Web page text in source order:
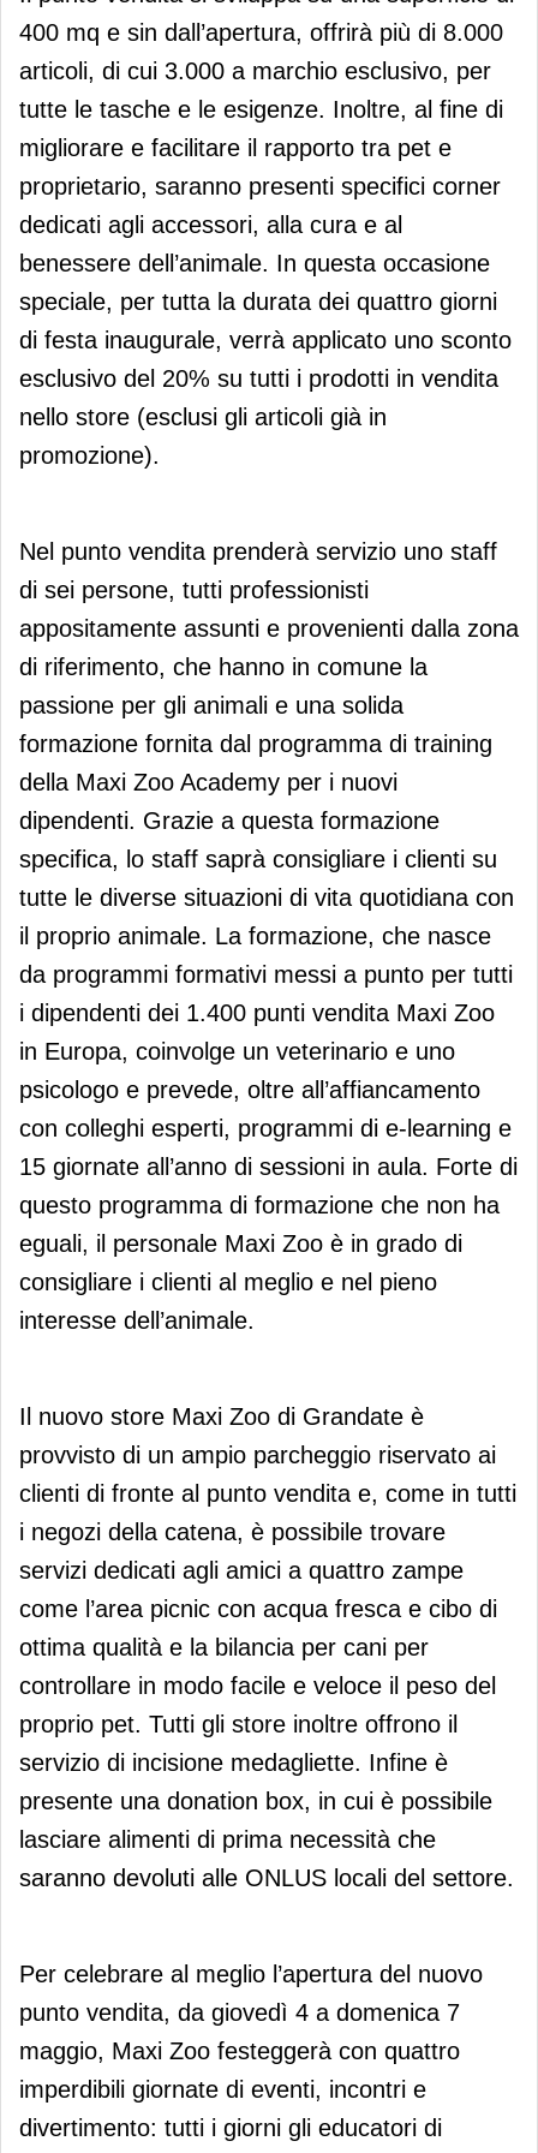
400 mq e sin dall’apertura, offrirà più di 8.000
articoli, di cui 3.000 a marchio esclusivo, per
tutte le tasche e le esigenze. Inoltre, al fine di
migliorare e facilitare il rapporto tra pet e
proprietario, saranno presenti specifici corner
dedicati agli accessori, alla cura e al
benessere dell’animale. In questa occasione
speciale, per tutta la durata dei quattro giorni
di festa inaugurale, verrà applicato uno sconto
esclusivo del 20% su tutti i prodotti in vendita
nello store (esclusi gli articoli già in
promozione).
Nel punto vendita prenderà servizio uno staff
di sei persone, tutti professionisti
appositamente assunti e provenienti dalla zona
di riferimento, che hanno in comune la
passione per gli animali e una solida
formazione fornita dal programma di training
della Maxi Zoo Academy per i nuovi
dipendenti. Grazie a questa formazione
specifica, lo staff saprà consigliare i clienti su
tutte le diverse situazioni di vita quotidiana con
il proprio animale. La formazione, che nasce
da programmi formativi messi a punto per tutti
i dipendenti dei 1.400 punti vendita Maxi Zoo
in Europa, coinvolge un veterinario e uno
psicologo e prevede, oltre all’affiancamento
con colleghi esperti, programmi di e-learning e
15 giornate all’anno di sessioni in aula. Forte di
questo programma di formazione che non ha
eguali, il personale Maxi Zoo è in grado di
consigliare i clienti al meglio e nel pieno
interesse dell’animale.
Il nuovo store Maxi Zoo di Grandate è
provvisto di un ampio parcheggio riservato ai
clienti di fronte al punto vendita e, come in tutti
i negozi della catena, è possibile trovare
servizi dedicati agli amici a quattro zampe
come l’area picnic con acqua fresca e cibo di
ottima qualità e la bilancia per cani per
controllare in modo facile e veloce il peso del
proprio pet. Tutti gli store inoltre offrono il
servizio di incisione medagliette. Infine è
presente una donation box, in cui è possibile
lasciare alimenti di prima necessità che
saranno devoluti alle ONLUS locali del settore.
Per celebrare al meglio l’apertura del nuovo
punto vendita, da giovedì 4 a domenica 7
maggio, Maxi Zoo festeggerà con quattro
imperdibili giornate di eventi, incontri e
divertimento: tutti i giorni gli educatori di